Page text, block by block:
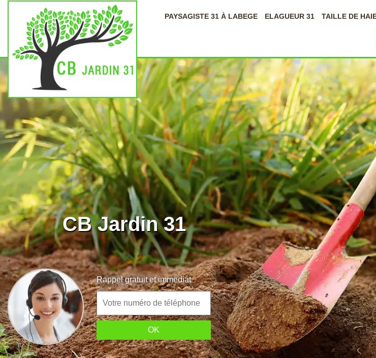
PAYSAGISTE 31 À LABEGE ELAGUEUR 31 TAILLE DE
CB Jardin 31
*
Rappel gratuit et immediat